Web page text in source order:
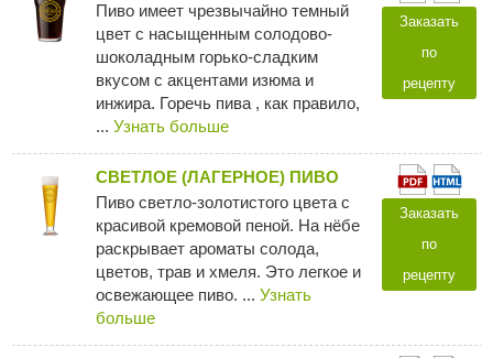
Пиво имеет чрезвычайно темный
цвет с насыщенным солодово-
шоколадным горько-сладким
вкусом с акцентами изюма и
инжира. Горечь пива , как правило,
... Узнать больше
Заказать
по
рецепту
СВЕТЛОЕ (ЛАГЕРНОЕ) ПИВО
Пиво светло-золотистого цвета c
красивой кремовой пеной. На нёбе
раскрывает ароматы солода,
цветов, трав и хмеля. Это легкое и
освежающее пиво. ... Узнать
больше
Заказать
по
рецепту